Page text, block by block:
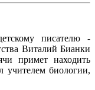
писателю -
Виталий Бианки
примет находить
учителем биологии,